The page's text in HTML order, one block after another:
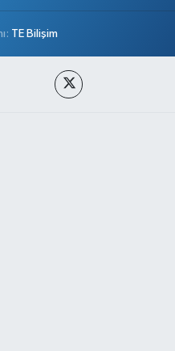
TE Bilişim